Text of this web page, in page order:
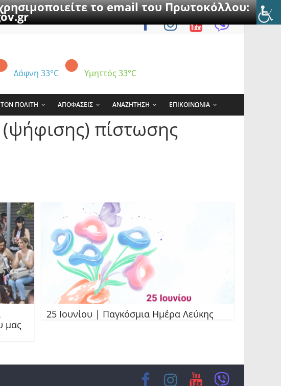
το email του Πρωτοκόλλου:
Δάφνη 33°C Υμηττός 33°C
ΤΟΝ ΠΟΛΙΤΗ ΑΠΟΦΑΣΕΙΣ ΑΝΑΖΗΤΗΣΗ ΕΠΙΚΟΙΝΩΝΙΑ
(ψήφισης) πίστωσης
μας
25 Ιουνίου | Παγκόσμια Ημέρα Λεύκης